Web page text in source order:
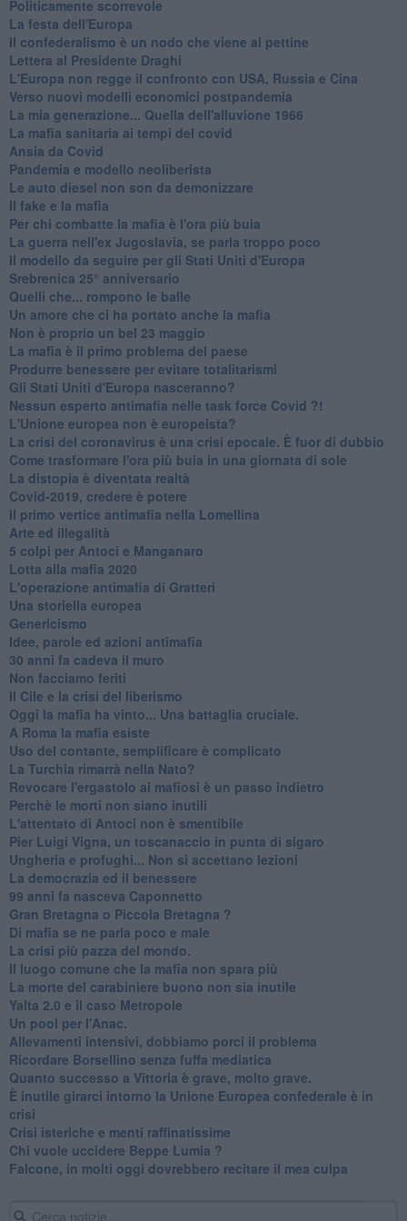
Politicamente scorrevole
La festa dell'Europa
Il confederalismo è un nodo che viene al pettine
Lettera al Presidente Draghi
L'Europa non regge il confronto con USA, Russia e Cina
Verso nuovi modelli economici postpandemia
​La mia generazione... Quella dell'alluvione 1966
​La mafia sanitaria ai tempi del covid
Ansia da Covid
Pandemia e modello neoliberista
Le auto diesel non son da demonizzare
​Il fake e la mafia
Per chi combatte la mafia è l'ora più buia
La guerra nell'ex Jugoslavia, se parla troppo poco
Il modello da seguire per gli Stati Uniti d'Europa
Srebrenica 25° anniversario
Quelli che... rompono le balle
Un amore che ci ha portato anche la mafia
Non è proprio un bel 23 maggio
La mafia è il primo problema del paese
Produrre benessere per evitare totalitarismi
Gli Stati Uniti d'Europa nasceranno?
Nessun esperto antimafia nelle task force Covid ?!
L'Unione europea non è europeista?
La crisi del coronavirus è una crisi epocale. È fuor di dubbio
Come trasformare l'ora più buia in una giornata di sole
​La distopia è diventata realtà
Covid-2019, credere è potere
Il primo vertice antimafia nella Lomellina
Arte ed illegalità
​5 colpi per Antoci e Manganaro
Lotta alla mafia 2020
L'operazione antimafia di Gratteri
Una storiella europea
Genericismo
Idee, parole ed azioni antimafia
30 anni fa cadeva il muro
Non facciamo feriti
Il Cile e la crisi del liberismo
Oggi la mafia ha vinto... Una battaglia cruciale.
A Roma la mafia esiste
Uso del contante, semplificare è complicato
La Turchia rimarrà nella Nato?
Revocare l'ergastolo ai mafiosi è un passo indietro
Perchè le morti non siano inutili
L'attentato di Antoci non è smentibile
Pier Luigi Vigna, un toscanaccio in punta di sigaro
Ungheria e profughi... Non si accettano lezioni
La democrazia ed il benessere
99 anni fa nasceva Caponnetto
Gran Bretagna o Piccola Bretagna ?
Di mafia se ne parla poco e male
La crisi più pazza del mondo.
Il luogo comune che la mafia non spara più
La morte del carabiniere buono non sia inutile
Yalta 2.0 e il caso Metropole
​Un pool per l'Anac.
Allevamenti intensivi, dobbiamo porci il problema
Ricordare Borsellino senza fuffa mediatica
​Quanto successo a Vittoria è grave, molto grave.
​È inutile girarci intorno la Unione Europea confederale è in
crisi
Crisi isteriche e menti raffinatissime
Chi vuole uccidere Beppe Lumia ?
Falcone, in molti oggi dovrebbero recitare il mea culpa